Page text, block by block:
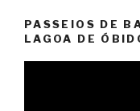
PASSEIOS DE
LAGOA DE